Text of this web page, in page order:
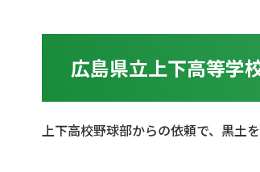
広島県立上下高等学
上下高校野球部からの依頼で、黒土